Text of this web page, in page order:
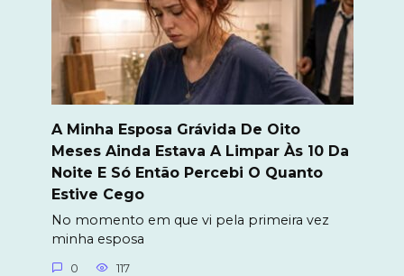
A Minha Esposa Grávida De Oito
Meses Ainda Estava A Limpar Às 10 Da
Noite E Só Então Percebi O Quanto
Estive Cego
No momento em que vi pela primeira vez
minha esposa
0 117